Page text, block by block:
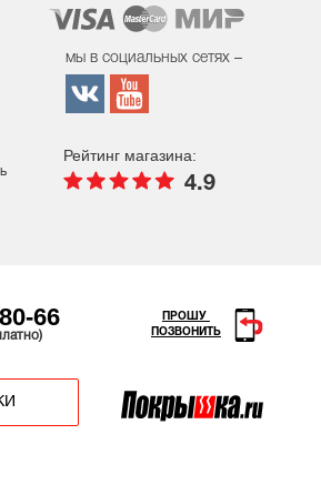
мы в социальных сетях –
Рейтинг магазина:
4.9
66
ПРОШУ
ПОЗВОНИТЬ